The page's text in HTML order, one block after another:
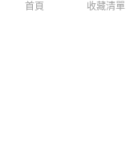
首頁 收藏清單